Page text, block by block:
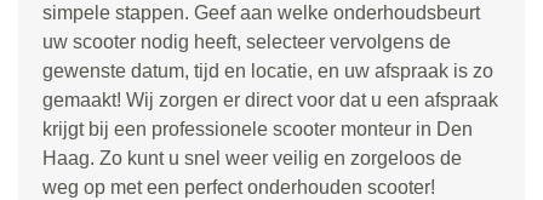
simpele stappen. Geef aan welke onderhoudsbeurt
uw scooter nodig heeft, selecteer vervolgens de
gewenste datum, tijd en locatie, en uw afspraak is zo
gemaakt! Wij zorgen er direct voor dat u een afspraak
krijgt bij een professionele scooter monteur in Den
Haag. Zo kunt u snel weer veilig en zorgeloos de
weg op met een perfect onderhouden scooter!